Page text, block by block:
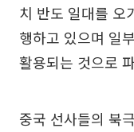
치 반도 일대를 오
행하고 있으며 일
활용되는 것으로
중국 선사들의 북